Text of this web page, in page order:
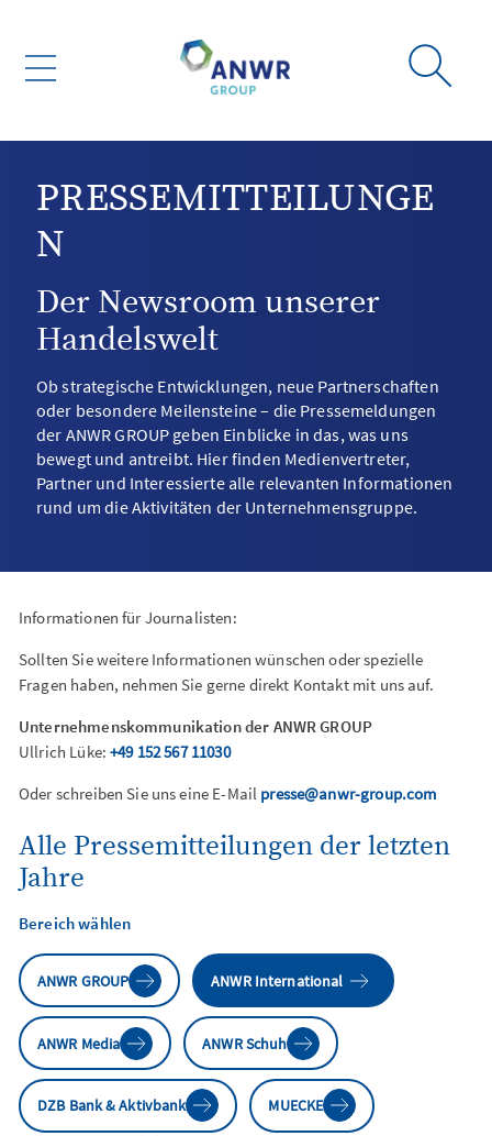
PRESSEMITTEILUNGE
N
Der Newsroom unserer
Handelswelt
Ob strategische Entwicklungen, neue Partnerschaften
oder besondere Meilensteine – die Pressemeldungen
der ANWR GROUP geben Einblicke in das, was uns
bewegt und antreibt. Hier finden Medienvertreter,
Partner und Interessierte alle relevanten Informationen
rund um die Aktivitäten der Unternehmensgruppe.
Informationen für Journalisten:
Sollten Sie weitere Informationen wünschen oder spezielle
Fragen haben, nehmen Sie gerne direkt Kontakt mit uns auf.
Unternehmenskommunikation der ANWR GROUP
Ullrich Lüke:+49 152 567 11030
Oder schreiben Sie uns eine E-Mail presse@anwr-group.com
Alle Pressemitteilungen der letzten
Jahre
Bereich wählen
ANWR GROUP ANWR International
ANWR Media ANWR Schuh
DZB Bank & Aktivbank MUECKE